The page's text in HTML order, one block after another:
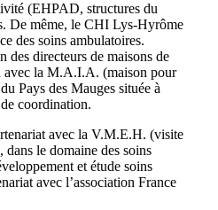
(EHPAD, structures du
De même, le CHI Lys-Hyrôme
des soins ambulatoires.
des directeurs de maisons de
avec la M.A.I.A. (maison pour
Pays des Mauges située à
coordination.
avec la V.M.E.H. (visite
dans le domaine des soins
et étude soins
avec l’association France